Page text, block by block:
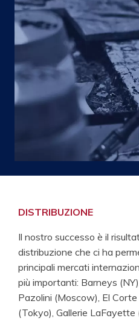
DISTRIBUZIONE
Il nostro successo è il
distribuzione che ci ha
principali mercati
più importanti: Barneys
Pazolini (Moscow), El
(Tokyo), Gallerie LaFayette